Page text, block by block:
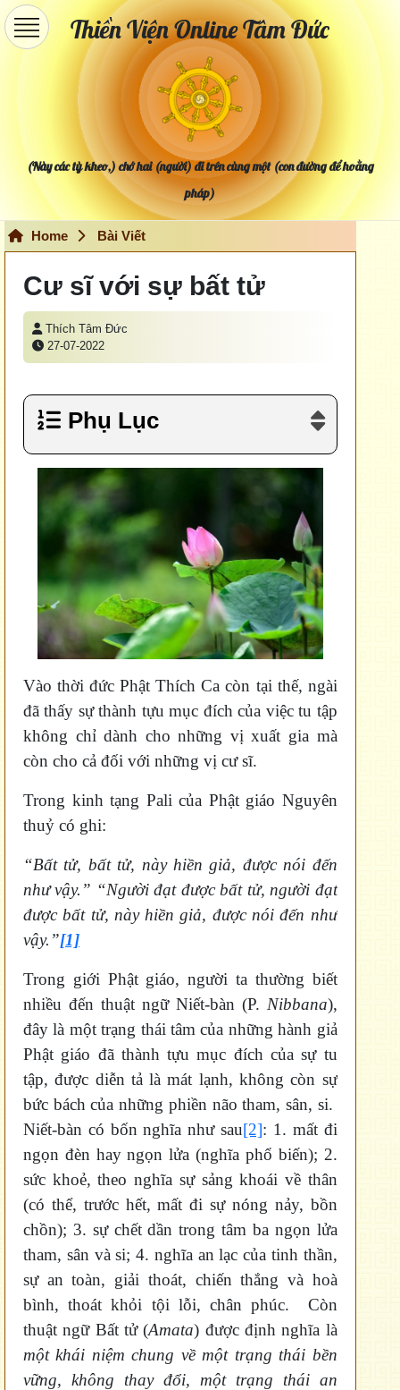
Thiền Viện Online Tâm Đức
(Này các tỳ kheo,) chớ hai (người) đi trên cùng một (con đường để hoằng
pháp)
Home Bài Viết
Cư sĩ với sự bất tử
Thích Tâm Đức
27-07-2022
Phụ Lục
Vào thời đức Phật Thích Ca còn tại thế, ngài
đã thấy sự thành tựu mục đích của việc tu tập
không chỉ dành cho những vị xuất gia mà
còn cho cả đối với những vị cư sĩ.
Trong kinh tạng Pali của Phật giáo Nguyên
thuỷ có ghi:
“Bất tử, bất tử, này hiền giả, được nói đến
như vậy.” “Người đạt được bất tử, người đạt
được bất tử, này hiền giả, được nói đến như
vậy.”[1]
Trong giới Phật giáo, người ta thường biết
nhiều đến thuật ngữ Niết-bàn (P. Nibbana),
đây là một trạng thái tâm của những hành giả
Phật giáo đã thành tựu mục đích của sự tu
tập, được diễn tả là mát lạnh, không còn sự
bức bách của những phiền não tham, sân, si.
Niết-bàn có bốn nghĩa như sau[2]: 1. mất đi
ngọn đèn hay ngọn lửa (nghĩa phổ biến); 2.
sức khoẻ, theo nghĩa sự sảng khoái về thân
(có thể, trước hết, mất đi sự nóng nảy, bồn
chồn); 3. sự chết dần trong tâm ba ngọn lửa
tham, sân và si; 4. nghĩa an lạc của tinh thần,
sự an toàn, giải thoát, chiến thắng và hoà
bình, thoát khỏi tội lỗi, chân phúc. Còn
thuật ngữ Bất tử (Amata) được định nghĩa là
một khái niệm chung về một trạng thái bền
vững, không thay đổi, một trạng thái an